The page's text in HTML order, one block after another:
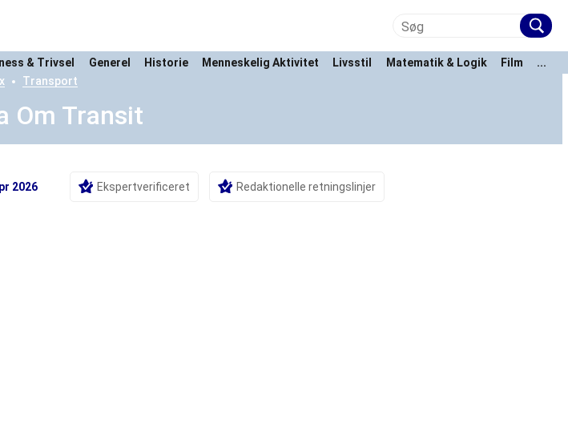
& Trivsel Generel Historie Menneskelig Aktivitet Livsstil Matematik & Logik Film
...
Transport
Om Transit
2026 Ekspertverificeret Redaktionelle retningslinjer